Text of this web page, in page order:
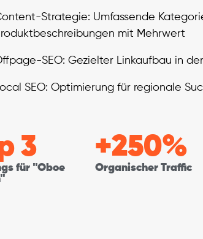
Strategie: Umfassende
mit Mehrwert
SEO: Gezielter Linkaufbau in
SEO: Optimierung für regionale
für "Oboe
3
Organischer Traffic
+250%